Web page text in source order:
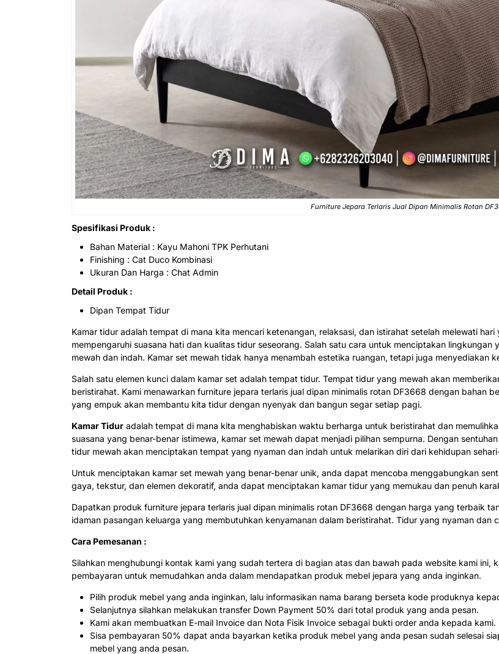
Furniture Jepara Terlaris Jual Dipan Minimalis Rotan
Spesifikasi Produk :
Bahan Material : Kayu Mahoni TPK Perhutani
Finishing : Cat Duco Kombinasi
Ukuran Dan Harga : Chat Admin
Detail Produk :
Dipan Tempat Tidur
Kamar tidur adalah tempat di mana kita mencari ketenangan, relaksasi, dan istirahat setelah melewati
mempengaruhi suasana hati dan kualitas tidur seseorang. Salah satu cara untuk menciptakan
mewah dan indah. Kamar set mewah tidak hanya menambah estetika ruangan, tetapi juga menyediakan
Salah satu elemen kunci dalam kamar set adalah tempat tidur. Tempat tidur yang mewah akan
beristirahat. Kami menawarkan furniture jepara terlaris jual dipan minimalis rotan DF3668 dengan bahan
yang empuk akan membantu kita tidur dengan nyenyak dan bangun segar setiap pagi.
Kamar Tidur adalah tempat di mana kita menghabiskan waktu berharga untuk beristirahat dan
suasana yang benar-benar istimewa, kamar set mewah dapat menjadi pilihan sempurna. Dengan
tidur mewah akan menciptakan tempat yang nyaman dan indah untuk melarikan diri dari kehidupan
Untuk menciptakan kamar set mewah yang benar-benar unik, anda dapat mencoba menggabungkan
gaya, tekstur, dan elemen dekoratif, anda dapat menciptakan kamar tidur yang memukau dan penuh
Dapatkan produk furniture jepara terlaris jual dipan minimalis rotan DF3668 dengan harga yang terbaik
idaman pasangan keluarga yang membutuhkan kenyamanan dalam beristirahat. Tidur yang nyaman
Cara Pemesanan :
Silahkan menghubungi kontak kami yang sudah tertera di bagian atas dan bawah pada website kami ini,
pembayaran untuk memudahkan anda dalam mendapatkan produk mebel jepara yang anda inginkan.
Pilih produk mebel yang anda inginkan, lalu informasikan nama barang berseta kode produknya
Selanjutnya silahkan melakukan transfer Down Payment 50% dari total produk yang anda pesan.
Kami akan membuatkan E-mail Invoice dan Nota Fisik Invoice sebagai bukti order anda kepada kami.
Sisa pembayaran 50% dapat anda bayarkan ketika produk mebel yang anda pesan sudah selesai
mebel yang anda pesan.